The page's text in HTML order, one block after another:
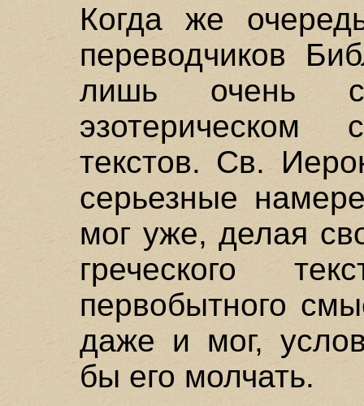
Когда же
переводчиков
лишь очень
эзотерическом
текстов. Св.
серьезные
мог уже, делая
греческого
первобытного
даже и мог,
бы его молчать.